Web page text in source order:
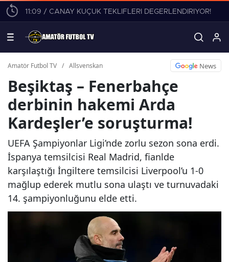
11:09 / CANAY KÜÇÜK TEKLİFLERİ DEĞERLENDİRİYOR!
Amatör Futbol TV / Allsvenskan News
Beşiktaş – Fenerbahçe
derbinin hakemi Arda
Kardeşler’e soruşturma!
UEFA Şampiyonlar Ligi’nde zorlu sezon sona erdi.
İspanya temsilcisi Real Madrid, fianlde
karşılaştığı İngiltere temsilcisi Liverpool’u 1-0
mağlup ederek mutlu sona ulaştı ve turnuvadaki
14. şampiyonluğunu elde etti.